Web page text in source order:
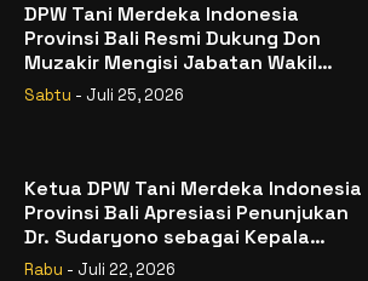
DPW Tani Merdeka Indonesia
Provinsi Bali Resmi Dukung Don
Muzakir Mengisi Jabatan Wakil
Menteri Pertanian RI
Sabtu - Juli 25, 2026
Ketua DPW Tani Merdeka Indonesia
Provinsi Bali Apresiasi Penunjukan
Dr. Sudaryono sebagai Kepala
Badan Gizi Nasional
Rabu - Juli 22, 2026